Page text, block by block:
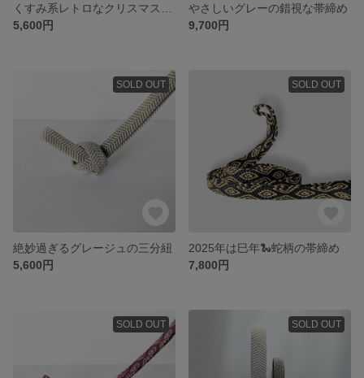
5,600円
やさしいグレーの錯視な帯締め
9,700円
SOLD OUT
絶妙過ぎるグレージュの三分紐
5,600円
SOLD OUT
2025年は巳年🐍蛇柄の帯締め
7,800円
SOLD OUT SOLD OUT